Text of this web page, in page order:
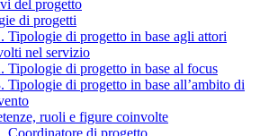
del progetto
di progetti
Tipologie di progetto in base agli attori
nel servizio
Tipologie di progetto in base al focus
Tipologie di progetto in base all’ambito di
ruoli e figure coinvolte
Coordinatore di progetto